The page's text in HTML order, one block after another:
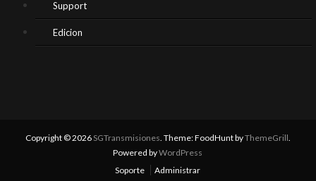
Support
Edicion
Copyright © 2026 SGTransmisiones . Theme: FoodHunt byThemeGrill
Powered byWordPress
Soporte
Administrar